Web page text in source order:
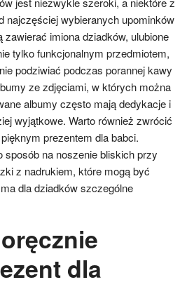
najczęściej wybieranych upominków
imiona dziadków, ulubione
tylko funkcjonalnym przedmiotem,
podziwiać podczas porannej kawy
ze zdjęciami, w których można
albumy często mają dedykacje i
wyjątkowe. Warto również zwrócić
prezentem dla babci.
na noszenie bliskich przy
z nadrukiem, które mogą być
dla dziadków szczególne
dla